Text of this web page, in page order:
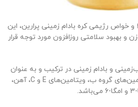
خواص رژیمی کره بادام زمینی پرارین، این
بهبود سلامتی روزافزون مورد توجه قرار
و بادام زمینی در ترکیب و به عنوان
منبعی از پروتئین، فیبر، ویتامین‌های گروه ب، ویتامین‌های E و C، آهن،